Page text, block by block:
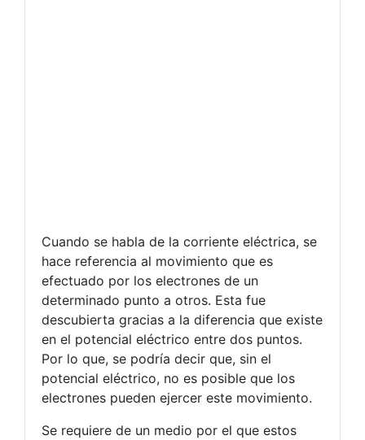
Cuando se habla de la corriente eléctrica, se
hace referencia al movimiento que es
efectuado por los electrones de un
determinado punto a otros. Esta fue
descubierta gracias a la diferencia que existe
en el potencial eléctrico entre dos puntos.
Por lo que, se podría decir que, sin el
potencial eléctrico, no es posible que los
electrones pueden ejercer este movimiento.
Se requiere de un medio por el que estos